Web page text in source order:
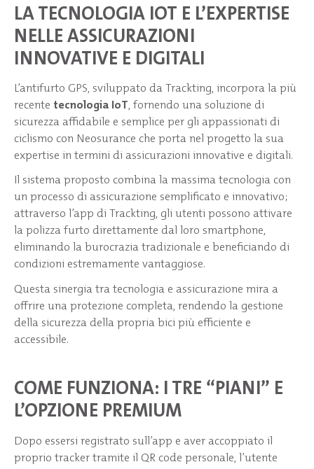
LA TECNOLOGIA IOT E L’EXPERTISE
NELLE ASSICURAZIONI
INNOVATIVE E DIGITALI
L’antifurto GPS, sviluppato da Trackting, incorpora la più
recente tecnologia IoT, fornendo una soluzione di
sicurezza affidabile e semplice per gli appassionati di
ciclismo con Neosurance che porta nel progetto la sua
expertise in termini di assicurazioni innovative e digitali.
Il sistema proposto combina la massima tecnologia con
un processo di assicurazione semplificato e innovativo;
attraverso l’app di Trackting, gli utenti possono attivare
la polizza furto direttamente dal loro smartphone,
eliminando la burocrazia tradizionale e beneficiando di
condizioni estremamente vantaggiose.
Questa sinergia tra tecnologia e assicurazione mira a
offrire una protezione completa, rendendo la gestione
della sicurezza della propria bici più efficiente e
accessibile.
COME FUNZIONA: I TRE “PIANI” E
L’OPZIONE PREMIUM
Dopo essersi registrato sull’app e aver accoppiato il
proprio tracker tramite il QR code personale, l’utente